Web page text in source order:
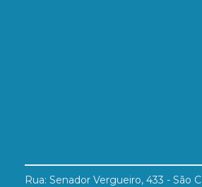
Rua: Senador Vergueiro, 433 - São